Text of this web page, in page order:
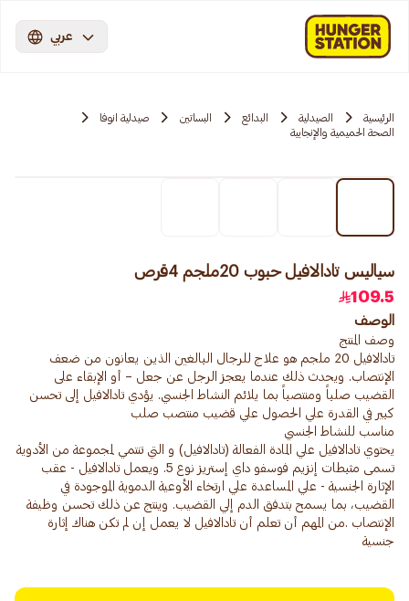
عربي
الرئيسية الصيدلية البدائع البساتين
صيدلية انوفا
الصحة الحميمية والإنجابية
سياليس تادالافيل حبوب 20ملجم 4قرص
109.5
الوصف
تادالافيل 20 ملجم هو علاج للرجال البالغين الذين يعانون من ضعف
الإنتصاب. ويحدث ذلك عندما يعجز الرجل عن جعل – أو الإبقاء على
القضيب صلباً ومنتصباً بما يلائم النشاط الجنسي. يؤدي تادالافيل إلى تحسن
يحتوي تادالافيل علي المادة الفعالة (تادالافيل) و التي تنتمي لمجموعة من الأدوية
تسمى مثبطات إنزيم فوسفو داي إستريز نوع 5. ويعمل تادالافيل - عقب
الإثارة الجنسية - علي المساعدة علي ارتخاء الأوعية الدموية الموجودة في
القضيب، بما يسمح بتدفق الدم إلي القضيب. وينتج عن ذلك تحسن وظيفة
الإنتصاب .من المهم أن تعلم أن تادالافيل لا يعمل إن لم تكن هناك إثارة
جنسية